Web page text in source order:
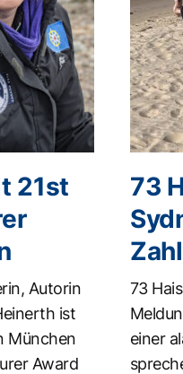
21st
Autorin
ist
München
Award
73
73
einer